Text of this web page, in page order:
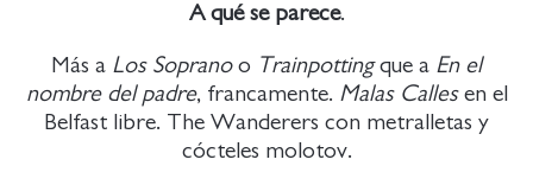
A qué se parece.
Más a Los Sopranoo Trainpottingque a En el
nombre del padre, francamente. Malas Callesen el
Belfast libre. The Wanderers con metralletas y
cócteles molotov.